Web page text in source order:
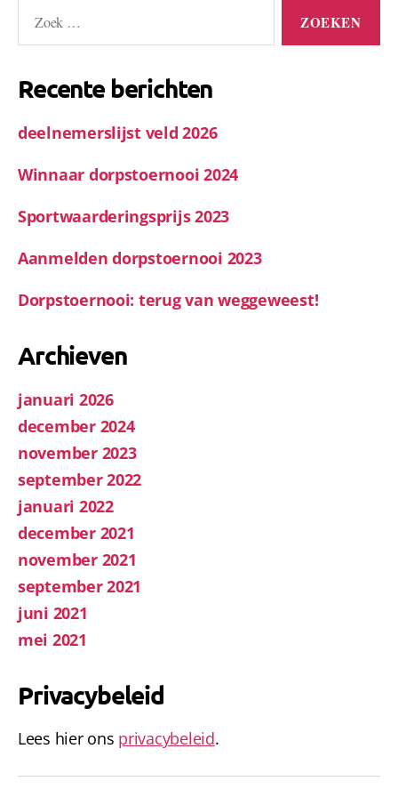
naar:
Recente berichten
deelnemerslijst veld 2026
Winnaar dorpstoernooi 2024
Sportwaarderingsprijs 2023
Aanmelden dorpstoernooi 2023
Dorpstoernooi: terug van weggeweest!
Archieven
januari 2026
december 2024
november 2023
september 2022
januari 2022
december 2021
november 2021
september 2021
juni 2021
mei 2021
Privacybeleid
Lees hier ons privacybeleid.